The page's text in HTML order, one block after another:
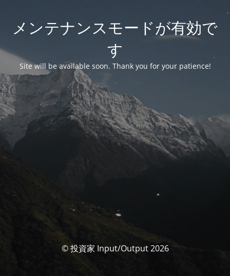
メンテナンスモードが有効で
す
Site will be available soon. Thank you for your patience!
© 投資家 Input/Output 2026